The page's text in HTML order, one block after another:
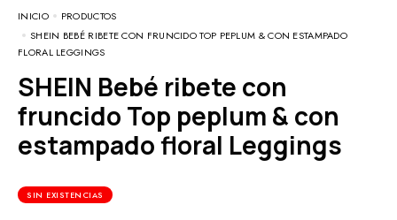
INICIO
PRODUCTOS
SHEIN BEBÉ RIBETE CON FRUNCIDO TOP PEPLUM & CON ESTAMPADO
FLORAL LEGGINGS
SHEIN Bebé ribete con
fruncido Top peplum & con
estampado floral Leggings
SIN EXISTENCIAS